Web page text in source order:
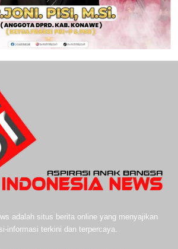
adalah situs berita online yang menyajikan
informasi terkini dan terpercaya.